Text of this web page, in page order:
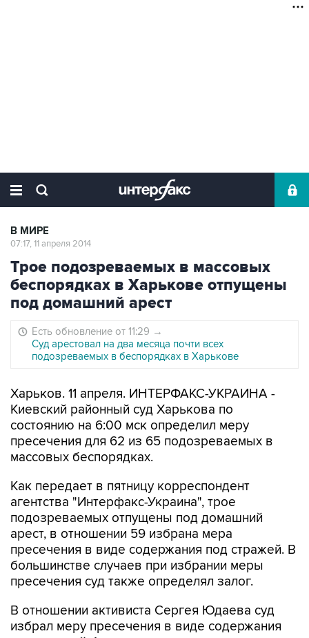
В МИРЕ
07:17, 11 апреля 2014
Трое подозреваемых в массовых
беспорядках в Харькове отпущены
под домашний арест
Есть обновление от 11:29 →
Суд арестовал на два месяца почти всех
подозреваемых в беспорядках в Харькове
Харьков. 11 апреля. ИНТЕРФАКС-УКРАИНА -
Киевский районный суд Харькова по
состоянию на 6:00 мск определил меру
пресечения для 62 из 65 подозреваемых в
массовых беспорядках.
Как передает в пятницу корреспондент
агентства "Интерфакс-Украина", трое
подозреваемых отпущены под домашний
арест, в отношении 59 избрана мера
пресечения в виде содержания под стражей. В
большинстве случаев при избрании меры
пресечения суд также определял залог.
В отношении активиста Сергея Юдаева суд
избрал меру пресечения в виде содержания